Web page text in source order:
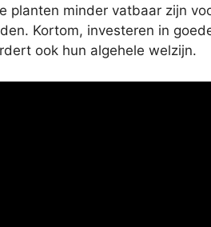
planten minder vatbaar zijn
Kortom, investeren in
ook hun algehele welzijn.